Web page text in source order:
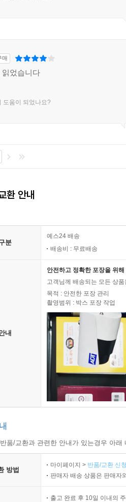
매
읽었습니다
도움이 되었나요?
환 안내
분
예스24 배송
배송비 : 무료배송
내
안전하고 정확한 포장을 위
고객님께 배송되는 모든 상
목적 : 안전한 포장 관리
촬영범위 : 박스 포장 작업
품/교환과 관련한 안내가 있는경우 아
방법
마이페이지 > 반품/교환 신
판매자 배송 상품은 판매자
출고 완료 후 10일 이내의